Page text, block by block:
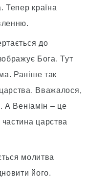
Тепер країна
до
Бога. Тут
Раніше так
Вважалося,
А Веніамін – це
царства
молитва
його.